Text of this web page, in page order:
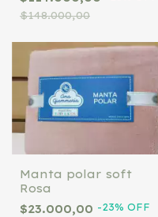
$148.000,00
Manta polar soft
Rosa
$23.000,00 -23% OFF